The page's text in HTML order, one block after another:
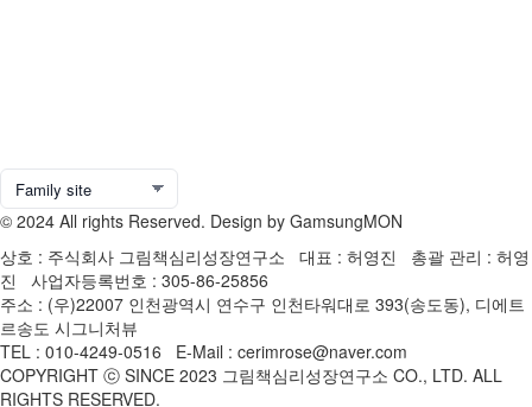
© 2024 All rights Reserved. Design by GamsungMON
상호 : 주식회사 그림책심리성장연구소 대표 : 허영진 총괄 관리 : 허영
진 사업자등록번호 : 305-86-25856
주소 : (우)22007 인천광역시 연수구 인천타워대로 393(송도동), 디에트
르송도 시그니처뷰
TEL : 010-4249-0516 E-Mail : cerimrose@naver.com
COPYRIGHT ⓒ SINCE 2023 그림책심리성장연구소 CO., LTD. ALL
RIGHTS RESERVED.